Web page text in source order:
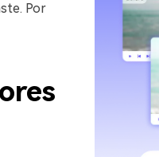
Por